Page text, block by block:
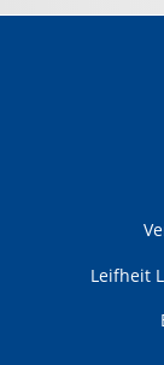
Leifheit